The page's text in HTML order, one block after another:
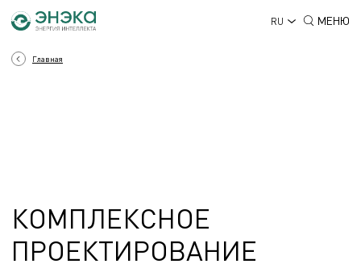
RU МЕНЮ
Главная
КОМПЛЕКСНОЕ
ПРОЕКТИРОВАНИЕ